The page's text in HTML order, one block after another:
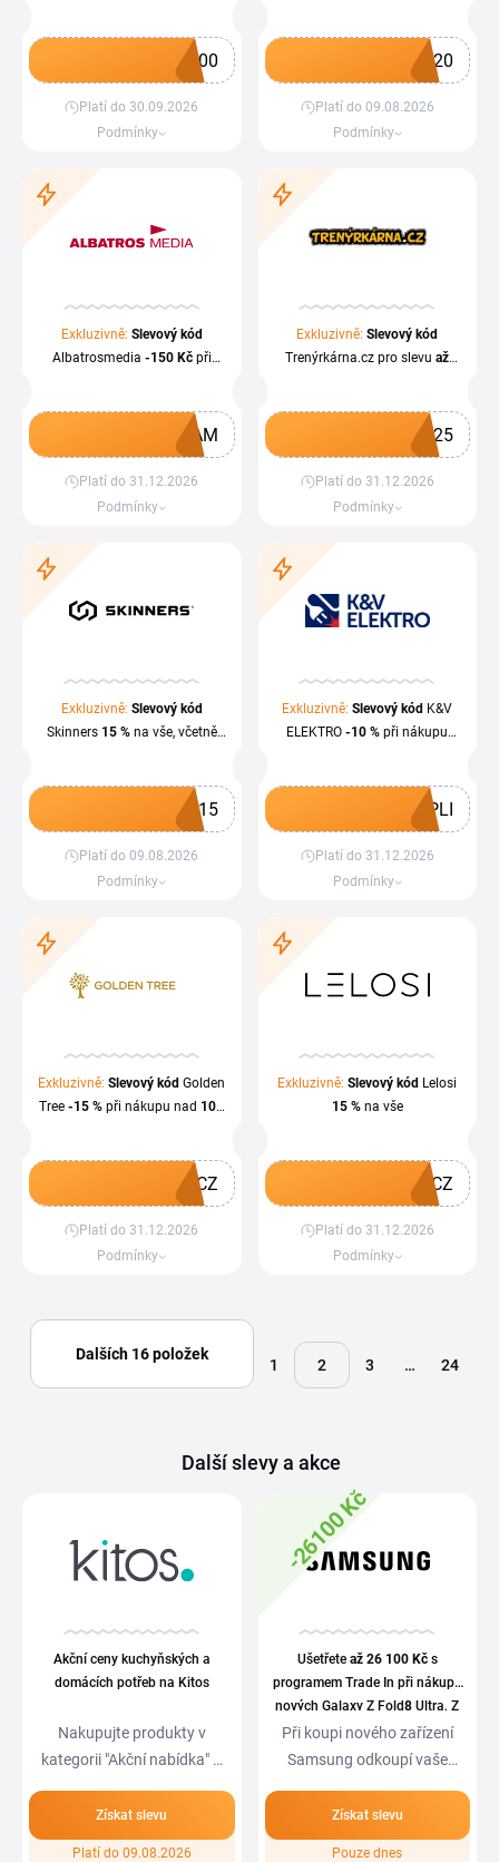
Získat kupón
100
Platí do 30.09.2026
Podmínky
Získat kupón
I20
Platí do 09.08.2026
Podmínky
Exkluzivně: Slevový kód
Albatrosmedia -150 Kčpři
Získat kupón
0AM
Platí do 31.12.2026
Podmínky
Exkluzivně:Slevový kód
Trenýrkárna.cz pro slevuaž
Získat kupón
Z25
Platí do 31.12.2026
Podmínky
Exkluzivně: Slevový kód
Skinners 15 %na vše, včetně
Získat kupón
Z15
Platí do 09.08.2026
Podmínky
Exkluzivně:Slevový kód K&V
ELEKTRO-10 % při nákupu
Získat kupón
PLI
Platí do 31.12.2026
Podmínky
Exkluzivně:Slevový kód Golden
Tree-15 % při nákupu nad 100
Získat kupón
-CZ
Platí do 31.12.2026
Podmínky
Exkluzivně:Slevový kód Lelosi
15 %na vše
Získat kupón
ICZ
Platí do 31.12.2026
Podmínky
Dalších 16 položek
1 2 3 … 24
Další slevy a akce
Akční ceny kuchyňských a
domácích potřeb na Kitos
Nakupujte produkty v
kategorii "Akční nabídka" a
Získat slevu
Platí do 09.08.2026
-26100 Kč
Ušetřete až 26 100 Kčs
programem Trade In při nákupu
nových Galaxy Z Fold8Ultra, Z
Fold8a Z Flip8
Při koupi nového zařízení
Samsung odkoupí vaše
Získat slevu
Pouze dnes